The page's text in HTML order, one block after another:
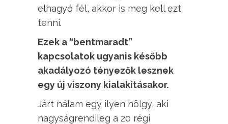
elhagyó fél, akkor is meg kell ezt
tenni.
Ezek a “bentmaradt”
kapcsolatok ugyanis később
akadályozó tényezők lesznek
egy új viszony kialakításakor.
Járt nálam egy ilyen hölgy, aki
nagyságrendileg a 20 régi